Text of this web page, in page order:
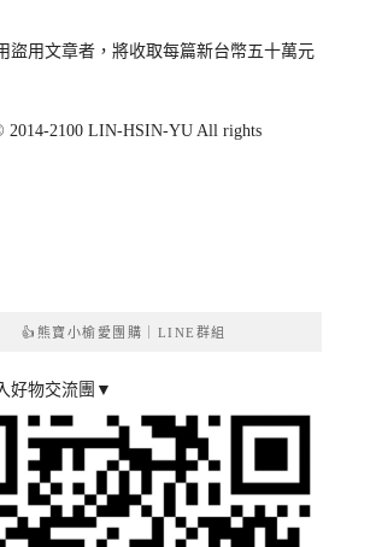
盜用文章者，將收取每篇新台幣五十萬元
2014-2100 LIN-HSIN-YU All rights
👍熊寶小榆愛團購｜LINE群組
好物交流團▼